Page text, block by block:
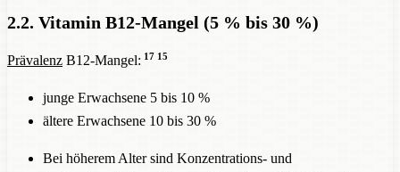
2.2. Vitamin B12-Mangel (5 % bis 30 %)
Prävalenz B12-Mangel: 17 15
junge Erwachsene 5 bis 10 %
ältere Erwachsene 10 bis 30 %
Bei höherem Alter sind Konzentrations- und